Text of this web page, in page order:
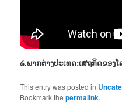
໒.ພາກຕ່າງປະເທດ:ເສຖກິດຂອງ
This entry was posted in
Bookmark thepermalink.